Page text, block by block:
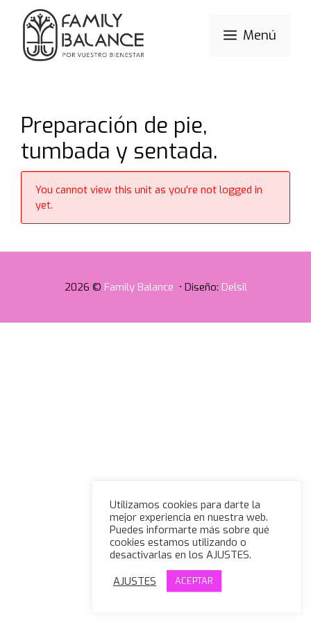
Saltar
contenido
Menú
Preparación de pie,
tumbada y sentada.
You cannot view this unit as you're not logged in
yet.
2026 © Family Balance • Diseño: Delsil
Utilizamos cookies para darte la
mejor experiencia en nuestra web.
Puedes informarte más sobre qué
cookies estamos utilizando o
desactivarlas en los AJUSTES.
AJUSTES
ACEPTAR